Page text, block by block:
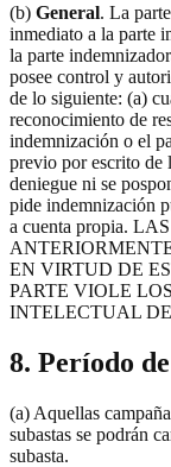
(b) General. La
inmediato a la parte
la parte
posee control y
de lo siguiente: (a)
reconocimiento de
indemnización o el
previo por escrito de
deniegue ni se
pide indemnización
a cuenta propia.
EN VIRTUD DE
PARTE VIOLE
INTELECTUAL
8. Período
(a) Aquellas
subastas se podrán
subasta.